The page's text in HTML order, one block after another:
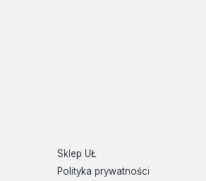
Sklep UŁ
Polityka prywatności